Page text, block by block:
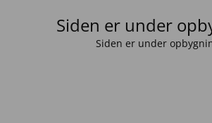
Siden er under
Siden er under